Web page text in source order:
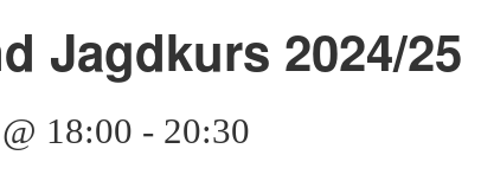
Jagdkurs 2024/25
18:00 - 20:30